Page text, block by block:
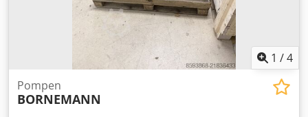
1 /4
Pompen
BORNEMANN